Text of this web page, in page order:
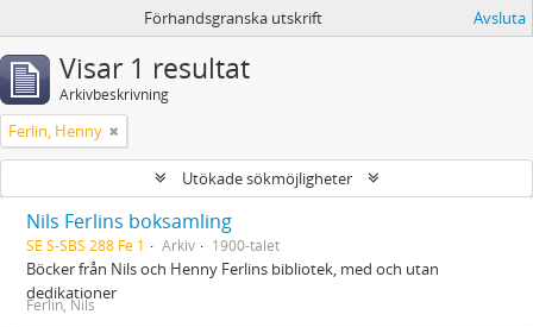
Förhandsgranska utskrift Avsluta
Visar 1 resultat
Arkivbeskrivning
Ferlin, Henny
Utökade sökmöjligheter
Nils Ferlins boksamling
SE S-SBS 288 Fe 1 Arkiv 1900-talet
Böcker från Nils och Henny Ferlins bibliotek, med och utan
dedikationer
Ferlin, Nils